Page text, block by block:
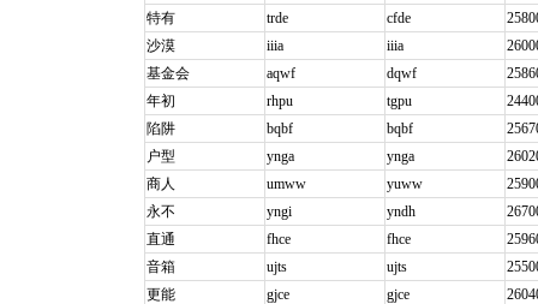
特有
trde cfde
沙漠
iiia iiia
基金会
aqwf dqwf
年初
rhpu tgpu
陷阱
bqbf bqbf
户型
ynga ynga
商人
umww yuww
永不
yngi yndh
直通
fhce fhce
音箱
ujts ujts
更能
gjce gjce